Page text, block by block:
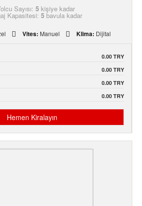
Sayısı: 5kişiye kadar
Kapasitesi: 5bavula kadar
Vites: Manuel Klima: Dijital
0.00 TRY
0.00 TRY
0.00 TRY
0.00 TRY
Hemen Kiralayın